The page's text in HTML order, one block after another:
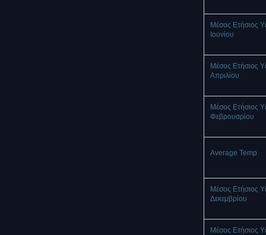
Μέσος Ετήσιος
Ιουνίου
Μέσος Ετήσιος
Απριλίου
Μέσος Ετήσιος
Φεβρουαρίου
Average Temp
Μέσος Ετήσιος
Δεκεμβρίου
Μέσος Ετήσιος